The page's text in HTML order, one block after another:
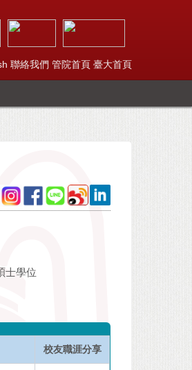
聯絡我們 管院首頁 臺大首頁
位
校友職涯分享